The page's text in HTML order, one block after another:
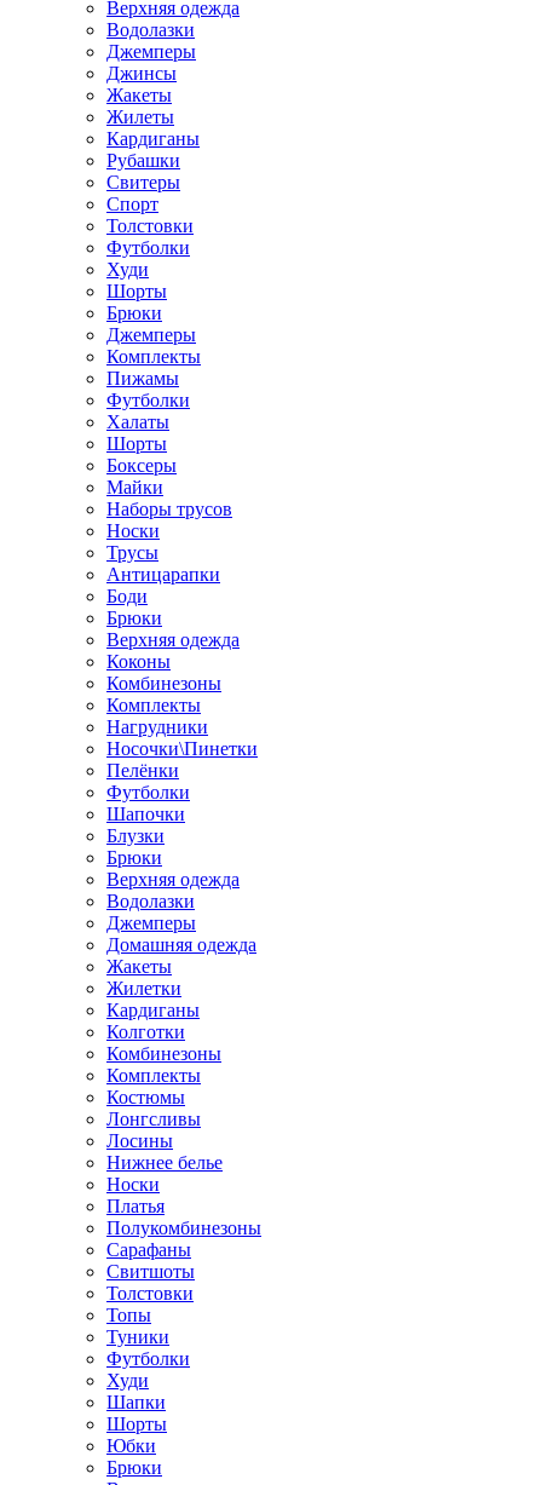
Верхняя одежда
Водолазки
Джемперы
Джинсы
Жакеты
Жилеты
Кардиганы
Рубашки
Свитеры
Спорт
Толстовки
Футболки
Худи
Шорты
Брюки
Джемперы
Комплекты
Пижамы
Футболки
Халаты
Шорты
Боксеры
Майки
Наборы трусов
Носки
Трусы
Антицарапки
Боди
Брюки
Верхняя одежда
Коконы
Комбинезоны
Комплекты
Нагрудники
Носочки\Пинетки
Пелёнки
Футболки
Шапочки
Блузки
Брюки
Верхняя одежда
Водолазки
Джемперы
Домашняя одежда
Жакеты
Жилетки
Кардиганы
Колготки
Комбинезоны
Комплекты
Костюмы
Лонгсливы
Лосины
Нижнее белье
Носки
Платья
Полукомбинезоны
Сарафаны
Свитшоты
Толстовки
Топы
Туники
Футболки
Худи
Шапки
Шорты
Юбки
Брюки